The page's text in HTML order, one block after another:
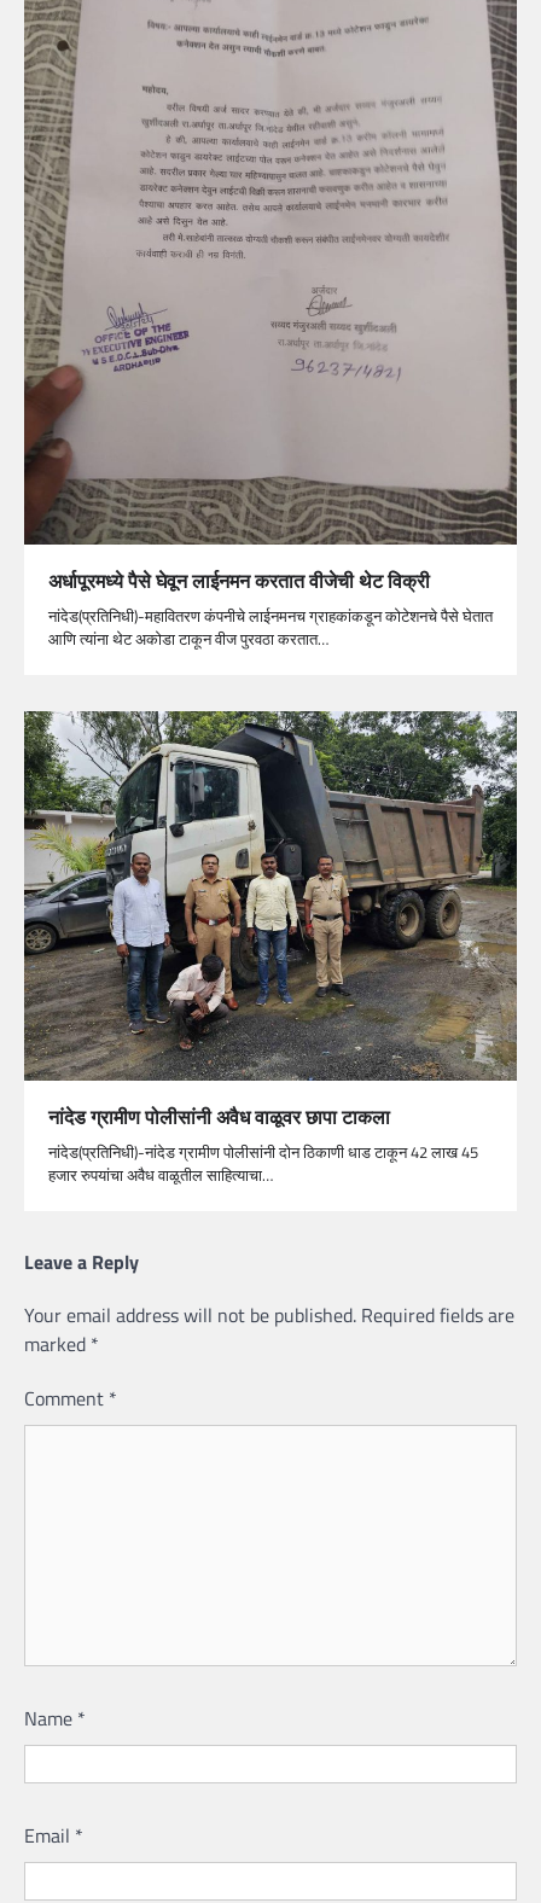
अर्धापूरमध्ये पैसे घेवून लाईनमन करतात वीजेची थेट विक्री
नांदेड(प्रतिनिधी)-महावितरण कंपनीचे लाईनमनच ग्राहकांकडून कोटेशनचे पैसे घेतात
आणि त्यांना थेट अकोडा टाकून वीज पुरवठा करतात…
नांदेड ग्रामीण पोलीसांनी अवैध वाळूवर छापा टाकला
नांदेड(प्रतिनिधी)-नांदेड ग्रामीण पोलीसांनी दोन ठिकाणी धाड टाकून 42 लाख 45
हजार रुपयांचा अवैध वाळूतील साहित्याचा…
Leave a Reply
Your email address will not be published. Required fields are
marked *
Comment *
Name *
Email *